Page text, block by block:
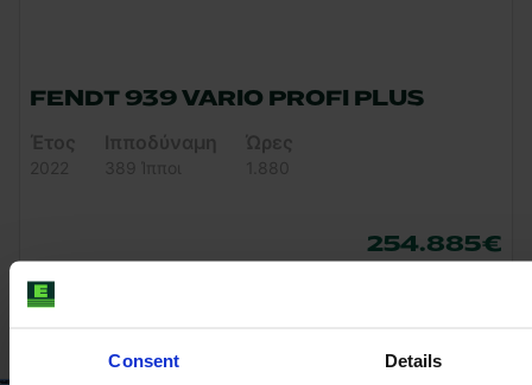
Consent Details
FENDT 939 VARIO PROFI PLUS
Έτος
2022
Ιπποδύναμη
389 Ίπποι
Ώρες
1.880
254.885 €